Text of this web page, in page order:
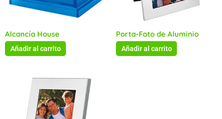
Alcancía House
Añadir al carrito
Porta-Foto de Aluminio
Añadir al carrito